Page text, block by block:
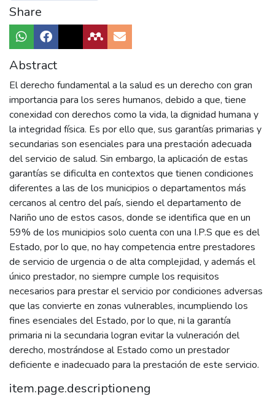
Share
Abstract
El derecho fundamental a la salud es un derecho con gran
importancia para los seres humanos, debido a que, tiene
conexidad con derechos como la vida, la dignidad humana y
la integridad física. Es por ello que, sus garantías primarias y
secundarias son esenciales para una prestación adecuada
del servicio de salud. Sin embargo, la aplicación de estas
garantías se dificulta en contextos que tienen condiciones
diferentes a las de los municipios o departamentos más
cercanos al centro del país, siendo el departamento de
Nariño uno de estos casos, donde se identifica que en un
59% de los municipios solo cuenta con una I.P.S que es del
Estado, por lo que, no hay competencia entre prestadores
de servicio de urgencia o de alta complejidad, y además el
único prestador, no siempre cumple los requisitos
necesarios para prestar el servicio por condiciones adversas
que las convierte en zonas vulnerables, incumpliendo los
fines esenciales del Estado, por lo que, ni la garantía
primaria ni la secundaria logran evitar la vulneración del
derecho, mostrándose al Estado como un prestador
deficiente e inadecuado para la prestación de este servicio.
item.page.descriptioneng